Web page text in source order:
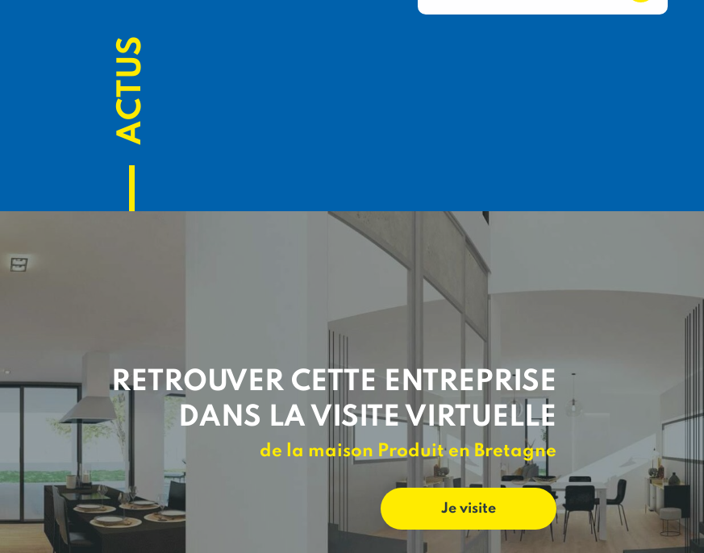
ACTUS
RETROUVER CETTE ENTREPRISE
DANS LA VISITE VIRTUELLE
de la maison Produit en Bretagne
Je visite